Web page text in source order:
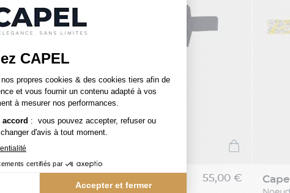
55,00 € capel